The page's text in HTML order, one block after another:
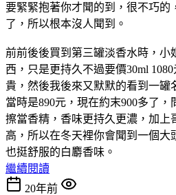
要緊緊抱著你才聞的到，很不巧的
了，所以根本沒人聞到。
前前後後買到第三罐淡香水時，小
西，只是更持久不過要價30ml
貴，然後我後來又默默的看到一罐
當時是890元，現在約末900多了
擦當香精，香味更持久更濃，加上
高，所以在冬天裡你會聞到一個大
也挺舒服的白麝香味。
繼續閱讀
20年前